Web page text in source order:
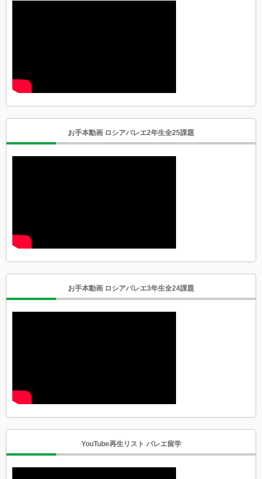
お手本動画 ロシアバレエ2年生全25課題
お手本動画 ロシアバレエ3年生全24課題
YouTube再生リスト バレエ留学